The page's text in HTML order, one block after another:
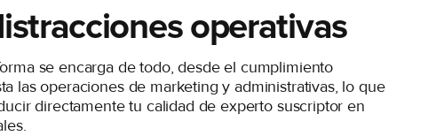
operativas
se encarga de todo, desde el cumplimiento
las operaciones de marketing y administrativas, lo que
directamente tu calidad de experto suscriptor en